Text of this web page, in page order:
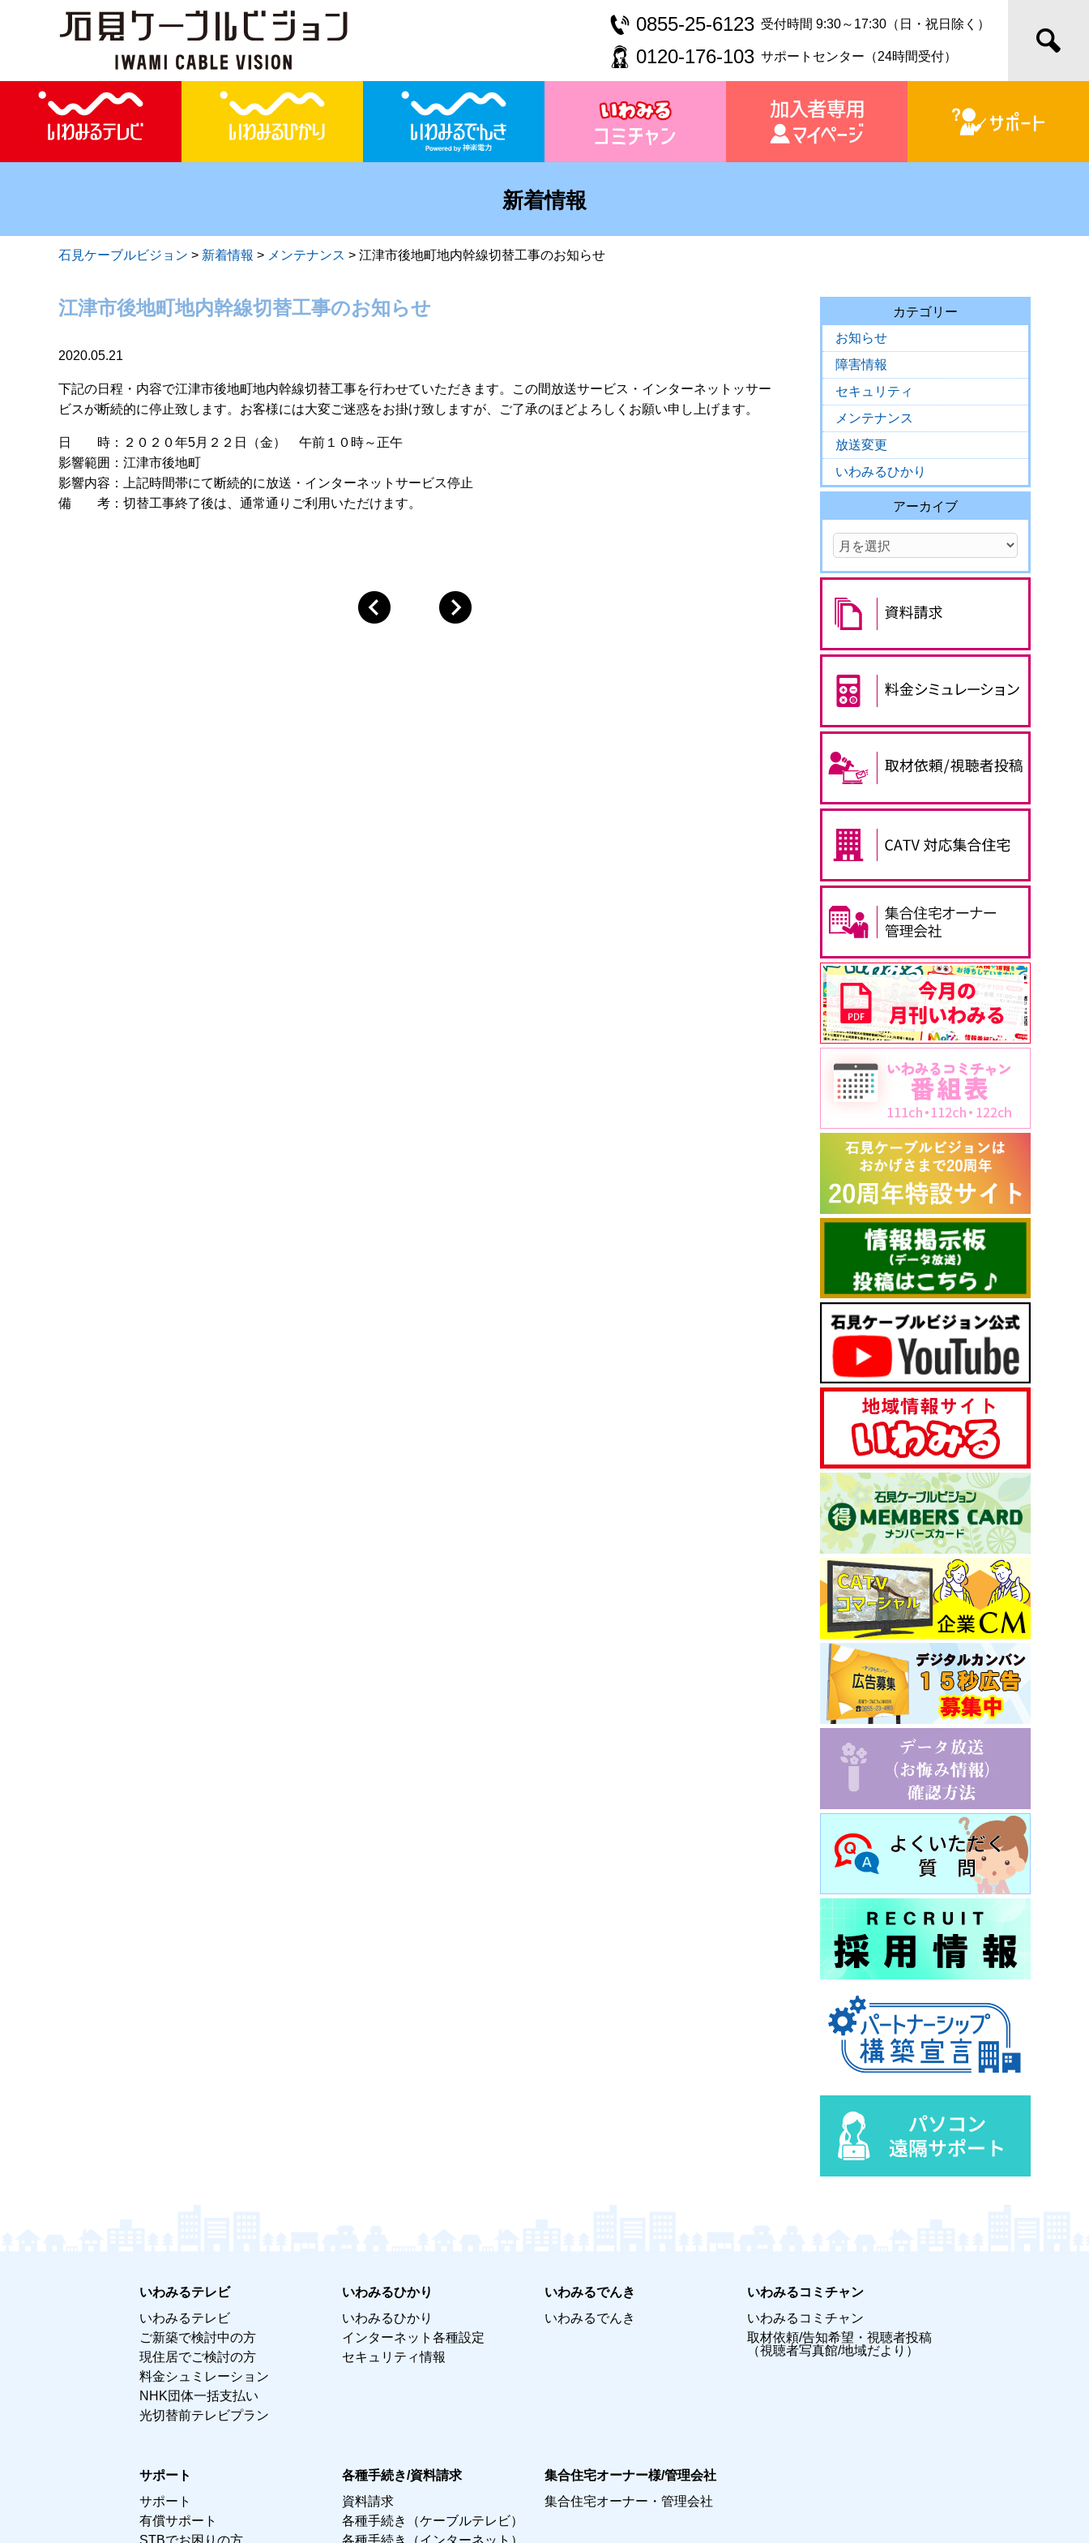
0855-25-6123 受付時間 9:30～17:30（日・祝日除く）
0120-176-103 サポートセンター（24時間受付）
新着情報
石見ケーブルビジョン > 新着情報 > メンテナンス > 江津市後地町地内幹線切替工事のお知らせ
江津市後地町地内幹線切替工事のお知らせ
2020.05.21
下記の日程・内容で江津市後地町地内幹線切替工事を行わせていただきます。この間放送サービス・インターネットッサー
ビスが断続的に停止致します。お客様には大変ご迷惑をお掛け致しますが、ご了承のほどよろしくお願い申し上げます。
日 時：２０２０年5月２２日（金） 午前１０時～正午
影響範囲：江津市後地町
影響内容：上記時間帯にて断続的に放送・インターネットサービス停止
備 考：切替工事終了後は、通常通りご利用いただけます。
カテゴリー
お知らせ
障害情報
セキュリティ
メンテナンス
放送変更
いわみるひかり
アーカイブ
いわみるテレビ
いわみるテレビ
ご新築で検討中の方
現住居でご検討の方
料金シュミレーション
NHK団体一括支払い
光切替前テレビプラン
いわみるひかり
いわみるひかり
インターネット各種設定
セキュリティ情報
いわみるでんき
いわみるでんき
いわみるコミチャン
いわみるコミチャン
取材依頼/告知希望・視聴者投稿
（視聴者写真館/地域だより）
サポート
サポート
有償サポート
STBでお困りの方
各種手続き/資料請求
資料請求
各種手続き（ケーブルテレビ）
各種手続き（インターネット）
集合住宅オーナー様/管理会社
集合住宅オーナー・管理会社